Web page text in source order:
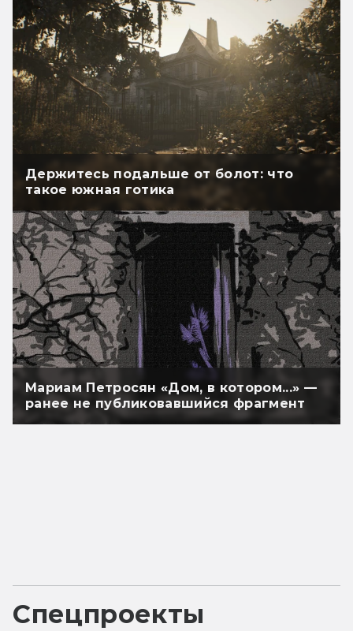
Держитесь подальше от болот: что
такое южная готика
Мариам Петросян «Дом, в котором...» —
ранее не публиковавшийся фрагмент
Спецпроекты